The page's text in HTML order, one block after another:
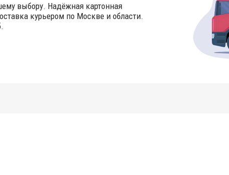
выбору. Надёжная картонная
курьером по Москве и области.